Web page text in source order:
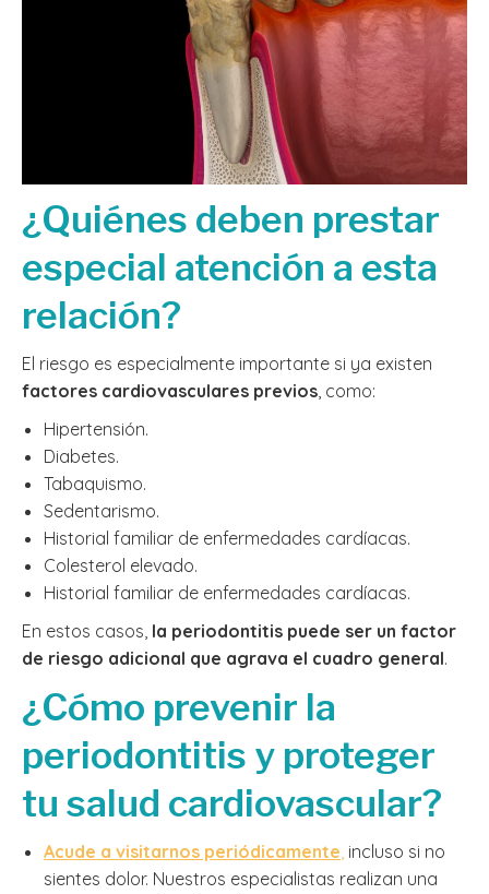
¿Quiénes deben prestar
especial atención a esta
relación?
El riesgo es especialmente importante si ya existen
factores cardiovasculares previos, como:
Hipertensión.
Diabetes.
Tabaquismo.
Sedentarismo.
Historial familiar de enfermedades cardíacas.
Colesterol elevado.
Historial familiar de enfermedades cardíacas.
En estos casos, la periodontitis puede ser un factor
de riesgo adicional que agrava el cuadro general.
¿Cómo prevenir la
periodontitis y proteger
tu salud cardiovascular?
Acude a visitarnos periódicamente, incluso si no
sientes dolor. Nuestros especialistas realizan una